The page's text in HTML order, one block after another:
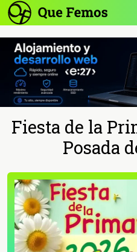
Fiesta de la
Posada